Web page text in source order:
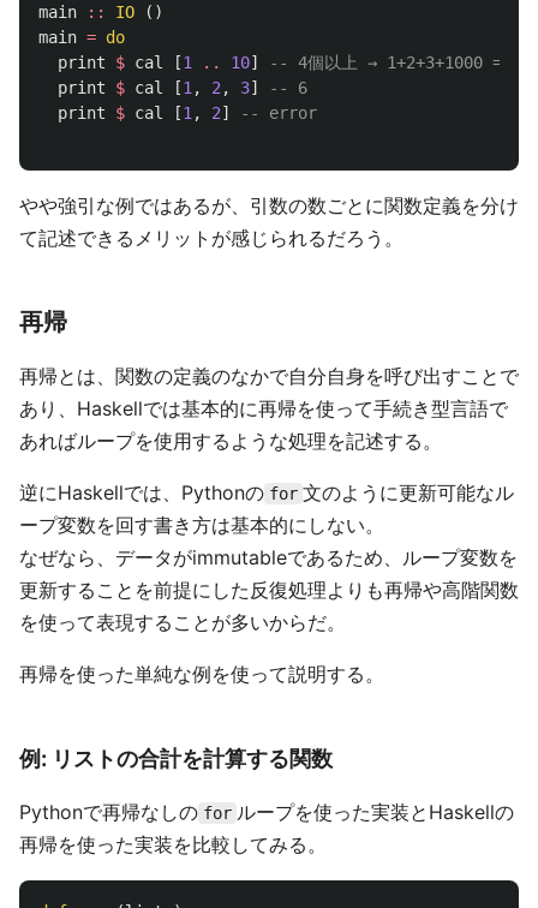
main :: IO
()
main = do
print
$ cal [1 .. 10]
-- 4個以上 → 1+2+3+1000 =
print
$ cal [1 , 2 , 3]
-- 6
print
$ cal [1 , 2] -- error
やや強引な例ではあるが、引数の数ごとに関数定義を分け
て記述できるメリットが感じられるだろう。
再帰
再帰とは、関数の定義のなかで自分自身を呼び出すことで
あり、Haskellでは基本的に再帰を使って手続き型言語で
あればループを使用するような処理を記述する。
逆にHaskellでは、Pythonの for 文のように更新可能なル
ープ変数を回す書き方は基本的にしない。
なぜなら、データがimmutableであるため、ループ変数を
更新することを前提にした反復処理よりも再帰や高階関数
を使って表現することが多いからだ。
再帰を使った単純な例を使って説明する。
例: リストの合計を計算する関数
Pythonで再帰なしの for ループを使った実装とHaskellの
再帰を使った実装を比較してみる。